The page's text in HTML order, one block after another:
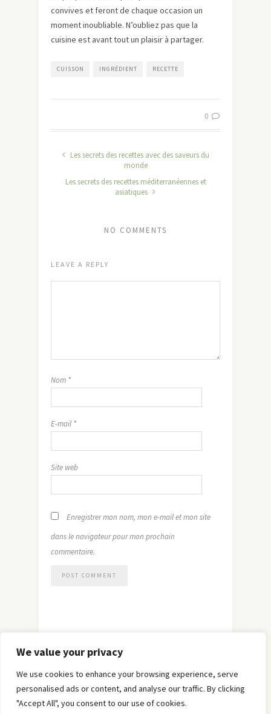
We value your privacy
We use cookies to enhance your browsing experience, serve
personalised ads or content, and analyse our traffic. By clicking
"Accept All", you consent to our use of cookies.
convives et feront de chaque occasion un
moment inoubliable. N’oubliez pas que la
cuisine est avant tout un plaisir à partager.
CUISSON INGRÉDIENT RECETTE
0
Les secrets des recettes avec des saveurs du
monde
Les secrets des recettes méditerranéennes et
asiatiques
NO COMMENTS
LEAVE A REPLY
Nom *
E-mail *
Site web
Enregistrer mon nom, mon e-mail et mon site
dans le navigateur pour mon prochain
commentaire.